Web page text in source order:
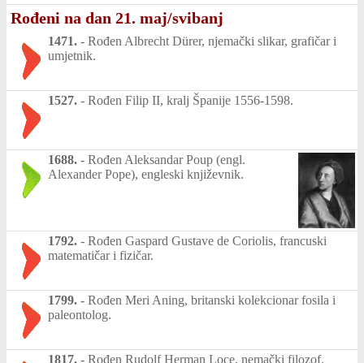
Rođeni na dan 21. maj/svibanj
1471. - Rođen Albrecht Dürer, njemački slikar, grafičar i
umjetnik.
1527. - Rođen Filip II, kralj Španije 1556-1598.
1688. - Rođen Aleksandar Poup (engl.
Alexander Pope), engleski književnik.
1792. - Rođen Gaspard Gustave de Coriolis, francuski
matematičar i fizičar.
1799. - Rođen Meri Aning, britanski kolekcionar fosila i
paleontolog.
1817. - Rođen Rudolf Herman Loce, nemački filozof.